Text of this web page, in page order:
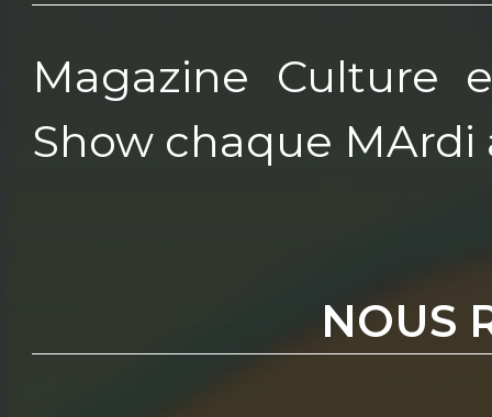
Magazine Culture
Show chaque MArdi
NOUS